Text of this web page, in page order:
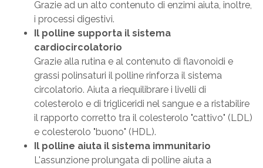
Grazie ad un alto contenuto di enzimi aiuta, inoltre,
i processi digestivi.
Il polline supporta il sistema
cardiocircolatorio
Grazie alla rutina e al contenuto di flavonoidi e
grassi polinsaturi il polline rinforza il sistema
circolatorio. Aiuta a riequilibrare i livelli di
colesterolo e di trigliceridi nel sangue e a ristabilire
il rapporto corretto tra il colesterolo "cattivo" (LDL)
e colesterolo "buono" (HDL).
Il polline aiuta il sistema immunitario
L'assunzione prolungata di polline aiuta a